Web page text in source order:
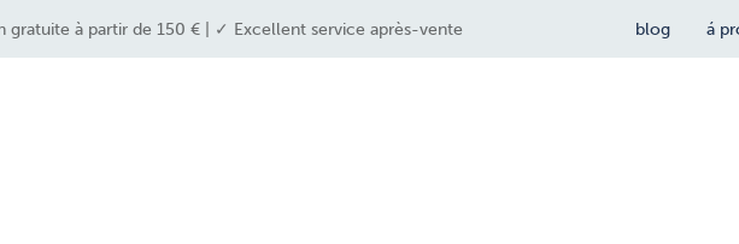
à partir de 150 € | ✓ Excellent service après-vente
blog á